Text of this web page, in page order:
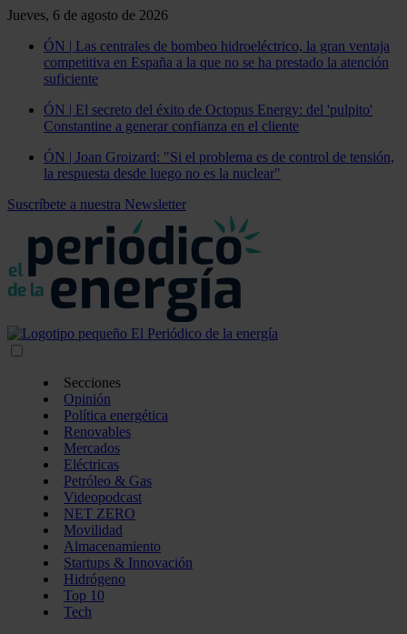
Jueves, 6 de agosto de 2026
ÓN | Las centrales de bombeo hidroeléctrico, la gran ventaja
competitiva en España a la que no se ha prestado la atención
suficiente
ÓN | El secreto del éxito de Octopus Energy: del 'pulpito'
Constantine a generar confianza en el cliente
ÓN | Joan Groizard: "Si el problema es de control de tensión,
la respuesta desde luego no es la nuclear"
Suscríbete a nuestra Newsletter
Secciones
Opinión
Política energética
Renovables
Mercados
Eléctricas
Petróleo & Gas
Videopodcast
NET ZERO
Movilidad
Almacenamiento
Startups & Innovación
Hidrógeno
Top 10
Tech